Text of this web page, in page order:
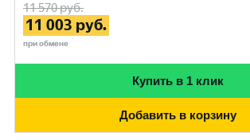
11 570руб.
11 003 руб.
при обмене
Купить в 1 клик
Добавить в корзину